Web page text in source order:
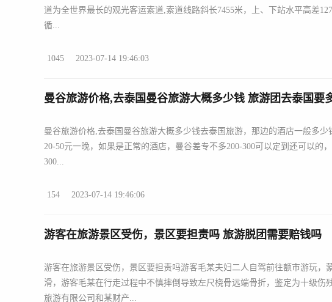
道为全世界最长的观光客运索道,索道线路斜长7455米，上、下站水平高差
循...
1045 2023-07-14 19:46:03
曼谷旅游价格,去泰国曼谷旅游大概多少钱 旅游团去泰国要
曼谷旅游价格,去泰国曼谷旅游大概多少钱去泰国旅游，那边的酒店一般多
20-50元一晚，如果是正常的酒店，曼谷差专不多200-300可以定到还可以的
300...
154 2023-07-14 19:46:06
游客在旅游景区受伤，景区要担责吗 旅游脱团需要赔钱吗
游客在旅游景区受伤，景区要担责吗游客毛某夫妇二人自驾前往额市游玩，
滑，游客毛某在行走过程中不慎摔倒导致左尺桡骨远端骨折，鉴定为十级
旅游有限公司和某财产...